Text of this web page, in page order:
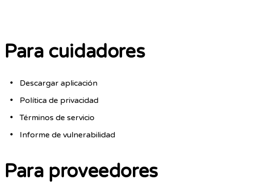
Para cuidadores
Descargar aplicación
Política de privacidad
Términos de servicio
Informe de vulnerabilidad
Para proveedores